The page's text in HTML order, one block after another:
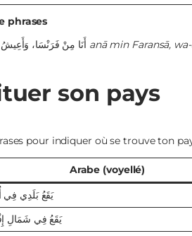
phrases
anā min Faransā,
son pays
pour indiquer où se trouve ton
Arabe (voyellé)
يَقَعُ بَلَدِي فِي
يَقَعُ فِي شَمَالِ